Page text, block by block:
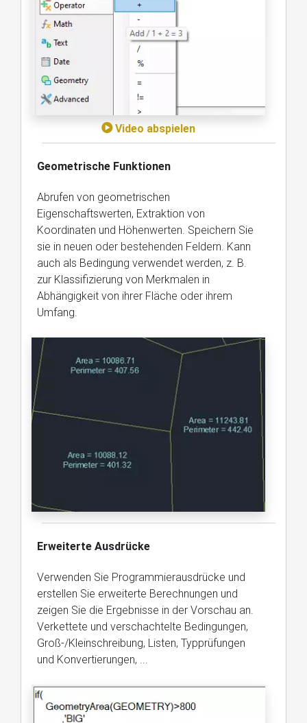
Video abspielen
Geometrische Funktionen
Abrufen von geometrischen
Eigenschaftswerten, Extraktion von
Koordinaten und Höhenwerten. Speichern Sie
sie in neuen oder bestehenden Feldern. Kann
auch als Bedingung verwendet werden, z. B.
zur Klassifizierung von Merkmalen in
Abhängigkeit von ihrer Fläche oder ihrem
Umfang.
Erweiterte Ausdrücke
Verwenden Sie Programmierausdrücke und
erstellen Sie erweiterte Berechnungen und
zeigen Sie die Ergebnisse in der Vorschau an.
Verkettete und verschachtelte Bedingungen,
Groß-/Kleinschreibung, Listen, Typprüfungen
und Konvertierungen, ...